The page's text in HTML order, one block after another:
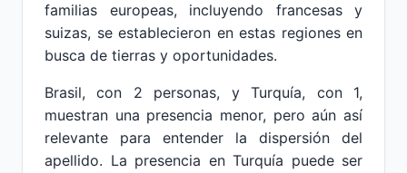
familias europeas, incluyendo francesas y
suizas, se establecieron en estas regiones en
busca de tierras y oportunidades.
Brasil, con 2 personas, y Turquía, con 1,
muestran una presencia menor, pero aún así
relevante para entender la dispersión del
apellido. La presencia en Turquía puede ser